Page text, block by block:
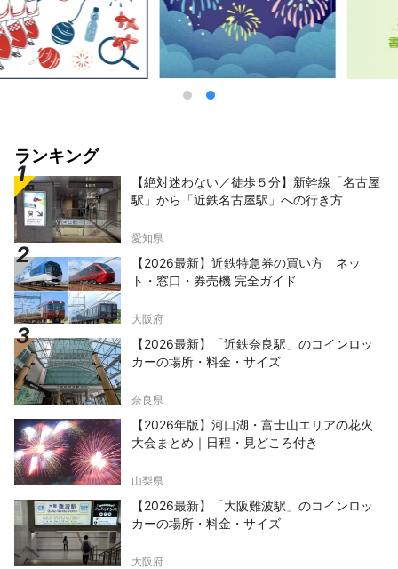
ランキング
【絶対迷わない／徒歩５分】新幹線「名古屋
駅」から「近鉄名古屋駅」への行き方
愛知県
【2026最新】近鉄特急券の買い方 ネッ
ト・窓口・券売機 完全ガイド
大阪府
【2026最新】「近鉄奈良駅」のコインロッ
カーの場所・料金・サイズ
奈良県
【2026年版】河口湖・富士山エリアの花火
大会まとめ｜日程・見どころ付き
山梨県
【2026最新】「大阪難波駅」のコインロッ
カーの場所・料金・サイズ
大阪府